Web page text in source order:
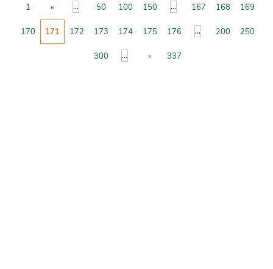
1 « ... 50 100 150 ... 167 168 169
170 171 172 173 174 175 176 ... 200 250
300 ... » 337